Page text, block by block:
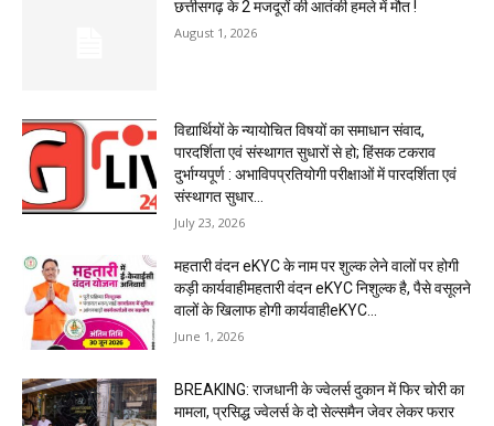
छत्तीसगढ़ के 2 मजदूरों की आतंकी हमले में मौत !
August 1, 2026
विद्यार्थियों के न्यायोचित विषयों का समाधान संवाद,
पारदर्शिता एवं संस्थागत सुधारों से हो; हिंसक टकराव
दुर्भाग्यपूर्ण : अभाविपप्रतियोगी परीक्षाओं में पारदर्शिता एवं
संस्थागत सुधार...
July 23, 2026
महतारी वंदन eKYC के नाम पर शुल्क लेने वालों पर होगी
कड़ी कार्यवाहीमहतारी वंदन eKYC निशुल्क है, पैसे वसूलने
वालों के खिलाफ होगी कार्यवाहीeKYC...
June 1, 2026
BREAKING: राजधानी के ज्वेलर्स दुकान में फिर चोरी का
मामला, प्रसिद्ध ज्वेलर्स के दो सेल्समैन जेवर लेकर फरार